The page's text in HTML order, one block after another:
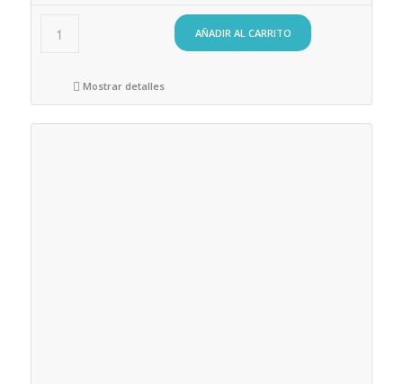
AÑADIR AL CARRITO
Mostrar detalles